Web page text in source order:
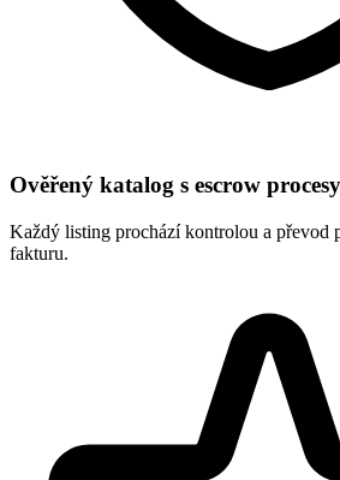
Ověřený katalog s escrow procesy
Každý listing prochází kontrolou a převod
fakturu.